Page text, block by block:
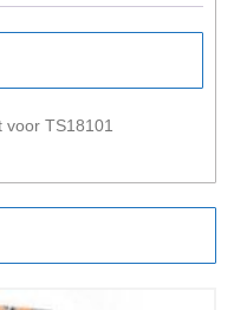
voor TS18101